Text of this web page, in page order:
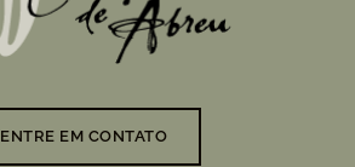
ENTRE EM CONTATO